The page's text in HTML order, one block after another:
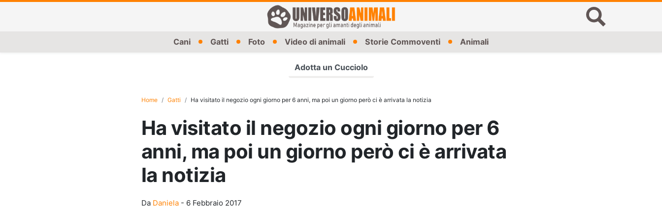
Cani Gatti Foto Video di animali Storie Commoventi Animali
Adotta un Cucciolo
Home Gatti Ha visitato il negozio ogni giorno per 6 anni, ma poi un giorno però ci è arrivata la notizia
Ha visitato il negozio ogni giorno per 6
anni, ma poi un giorno però ci è arrivata
la notizia
Da Daniela- 6 Febbraio 2017